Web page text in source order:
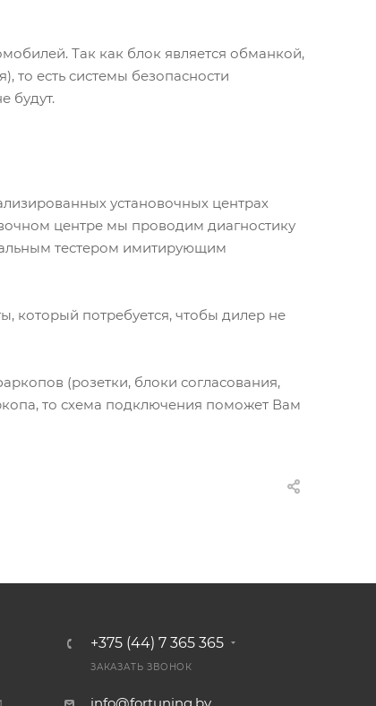
Так как блок является обманкой,
есть системы безопасности
будут.
установочных центрах
центре мы проводим диагностику
тестером имитирующим
который потребуется, чтобы дилер не
(розетки, блоки согласования,
то схема подключения поможет Вам
+375 (44) 7 365 365
ЗАКАЗАТЬ ЗВОНОК